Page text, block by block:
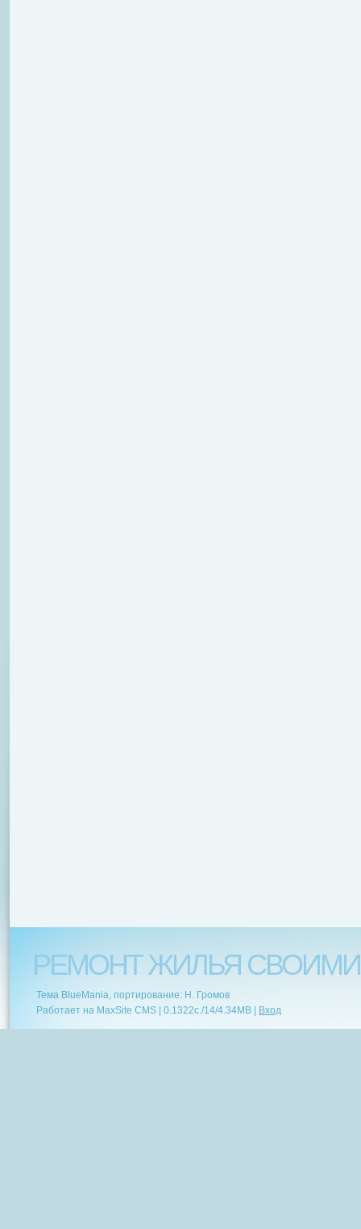
РЕМОНТ ЖИЛЬЯ
Тема BlueMania, портирование: Н. Громов
Работает на MaxSite CMS | 0.1322c./14/4.34MB | Вход